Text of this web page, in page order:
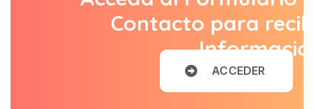
Contacto para
ACCEDER